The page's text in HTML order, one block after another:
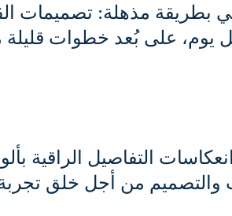
بطريقة مذهلة: تصميمات
يوم، على بُعد خطوات قليلة من
التفاصيل الراقية
من أجل خلق تجربة